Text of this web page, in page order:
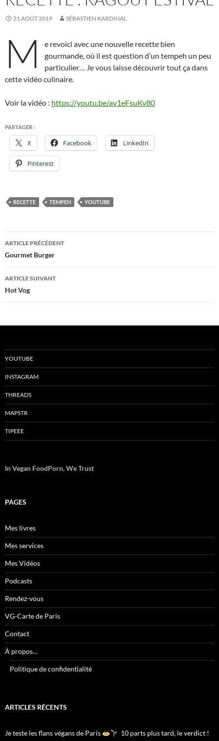
21 AOÛT 2019 SÉBASTIEN KARDINAL
M
e revoici avec une nouvelle recette bien
gourmande, où il est question d’un tempeh un peu
particulier… Je vous laisse découvrir tout ça dans
cette vidéo culinaire.
Voir la vidéo : https://youtu.be/av1eFsuKv80
PARTAGER :
X Facebook LinkedIn
Pinterest
RECETTE TEMPEH YOUTUBE
Navigation
des
articles
ARTICLE PRÉCÉDENT
Gourmet Burger
ARTICLE SUIVANT
Hot Vog
YOUTUBE
INSTAGRAM
THREADS
MAPSTR
TIPEEE
In Vegan FoodPorn, We Trust
PAGES
Mes livres
Mes services
Mes Vidéos
Podcasts
Rendez-vous
VG-Carte de Paris
Contact
À propos…
Politique de confidentialité
ARTICLES RÉCENTS
Je teste les flans végans de Paris 10 parts plus tard, le verdict !